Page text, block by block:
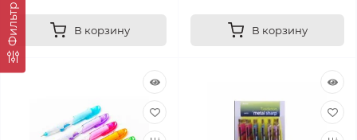
Фильтр В корзину В корзину